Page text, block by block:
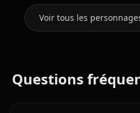
Voir tous les
Questions